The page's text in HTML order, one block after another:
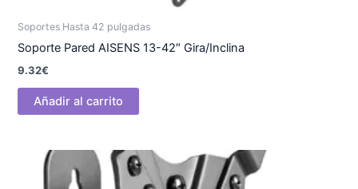
Soportes Hasta 42 pulgadas
Soporte Pared AISENS 13-42″ Gira/Inclina
9.32€
Añadir al carrito